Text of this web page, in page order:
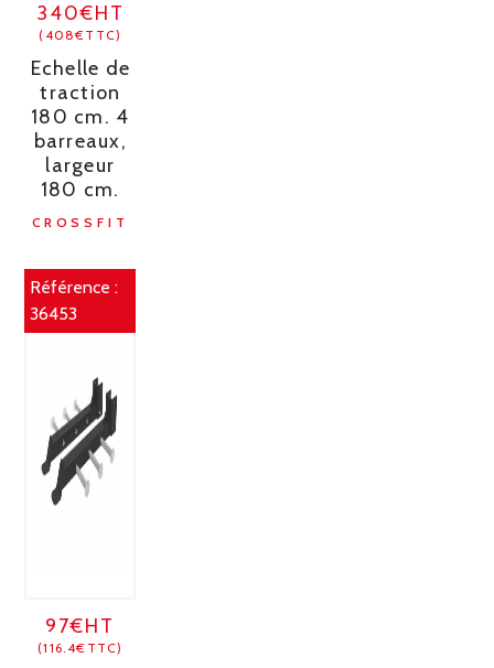
340€HT
(408€TTC)
Echelle de
traction
180 cm. 4
barreaux,
largeur
180 cm.
CROSSFIT
Référence :
36453
97€HT
(116.4€TTC)